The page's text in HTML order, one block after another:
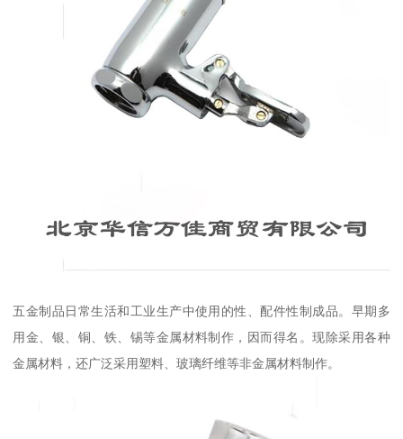
五金制品日常生活和工业生产中使用的性、配件性制成品。早期多
用金、银、铜、铁、锡等金属材料制作，因而得名。现除采用各种
金属材料，还广泛采用塑料、玻璃纤维等非金属材料制作。